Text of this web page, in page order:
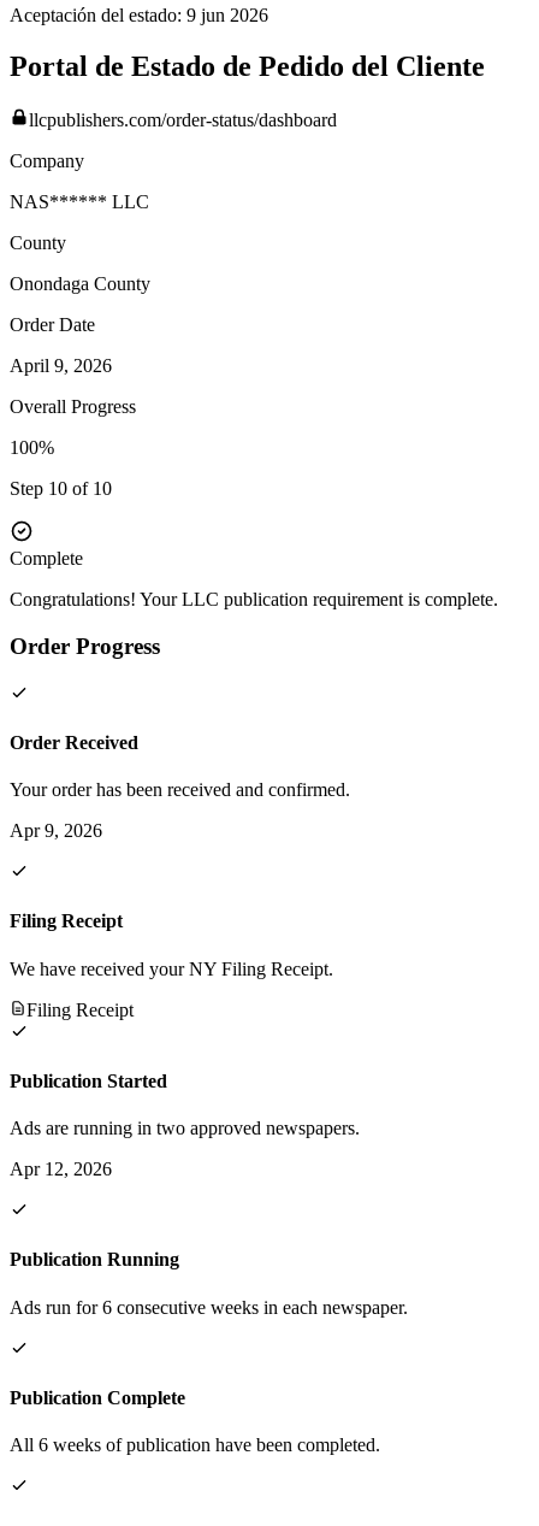
Aceptación del estado: 9 jun 2026
Portal de Estado de Pedido del Cliente
llcpublishers.com/order-status/dashboard
Company
NAS****** LLC
County
Onondaga County
Order Date
April 9, 2026
Overall Progress
100%
Step 10 of 10
Complete
Congratulations! Your LLC publication requirement is complete.
Order Progress
Order Received
Your order has been received and confirmed.
Apr 9, 2026
Filing Receipt
We have received your NY Filing Receipt.
Filing Receipt
Publication Started
Ads are running in two approved newspapers.
Apr 12, 2026
Publication Running
Ads run for 6 consecutive weeks in each newspaper.
Publication Complete
All 6 weeks of publication have been completed.